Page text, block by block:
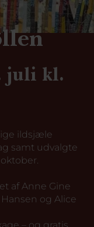
juli kl.
ildsjæle
samt udvalgte
af Anne Gine
og Alice